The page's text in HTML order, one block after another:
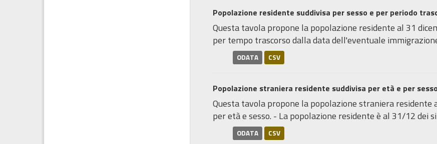
Popolazione residente suddivisa per sesso e per periodo
Questa tavola propone la popolazione residente al 31
per tempo trascorso dalla data dell'eventuale
ODATA CSV
Popolazione straniera residente suddivisa per età e per sesso
Questa tavola propone la popolazione straniera residente
per età e sesso. - La popolazione residente è al 31/12 dei
ODATA CSV